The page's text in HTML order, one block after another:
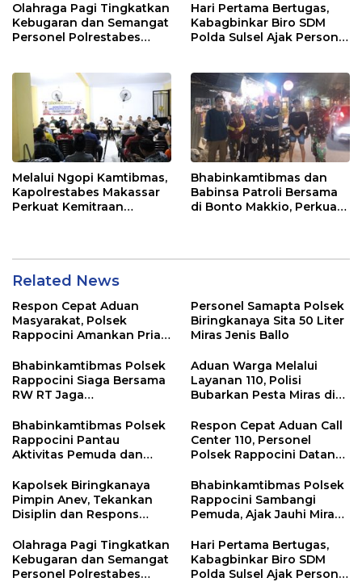
Olahraga Pagi Tingkatkan
Kebugaran dan Semangat
Personel Polrestabes
Hari Pertama Bertugas,
Kabagbinkar Biro SDM
Polda Sulsel Ajak Personel
Melalui Ngopi Kamtibmas,
Kapolrestabes Makassar
Perkuat Kemitraan
Bhabinkamtibmas dan
Babinsa Patroli Bersama
di Bonto Makkio, Perkuat
Related News
Respon Cepat Aduan
Masyarakat, Polsek
Rappocini Amankan Pria
Keributan
Personel Samapta Polsek
Biringkanaya Sita 50 Liter
Miras Jenis Ballo
Bhabinkamtibmas Polsek
Rappocini Siaga Bersama
RW RT Jaga
Aduan Warga Melalui
Layanan 110, Polisi
Bubarkan Pesta Miras di
Bhabinkamtibmas Polsek
Rappocini Pantau
Aktivitas Pemuda dan
Kamtibmas
Respon Cepat Aduan Call
Center 110, Personel
Polsek Rappocini Datangi
Kapolsek Biringkanaya
Pimpin Anev, Tekankan
Disiplin dan Respons
Masyarakat
Bhabinkamtibmas Polsek
Rappocini Sambangi
Pemuda, Ajak Jauhi Miras,
Olahraga Pagi Tingkatkan
Kebugaran dan Semangat
Personel Polrestabes
Hari Pertama Bertugas,
Kabagbinkar Biro SDM
Polda Sulsel Ajak Personel